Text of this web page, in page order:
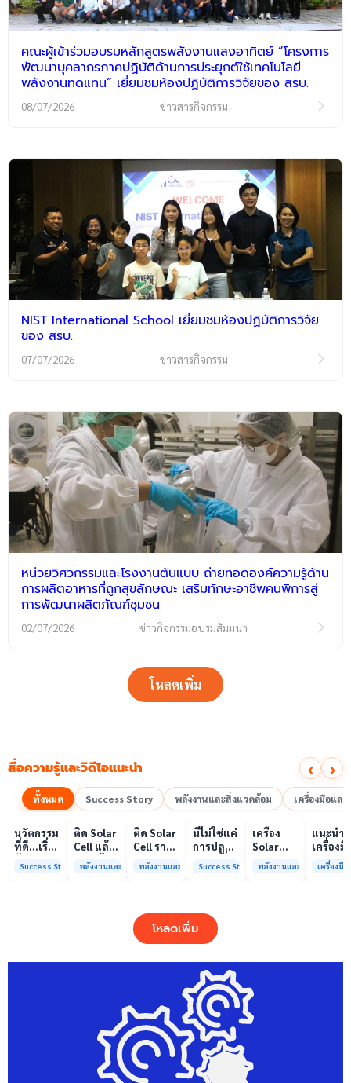
คณะผู้เข้าร่วมอบรมหลักสูตรพลังงานแสงอาทิตย์ “โครงการ
พัฒนาบุคลากรภาคปฏิบัติด้านการประยุกต์ใช้เทคโนโลยี
พลังงานทดแทน” เยี่ยมชมห้องปฏิบัติการวิจัยของ สรบ.
08/07/2026 ข่าวสารกิจกรรม
NIST International School เยี่ยมชมห้องปฏิบัติการวิจัย
ของ สรบ.
07/07/2026 ข่าวสารกิจกรรม
หน่วยวิศวกรรมและโรงงานต้นแบบ ถ่ายทอดองค์ความรู้ด้าน
การผลิตอาหารที่ถูกสุขลักษณะ เสริมทักษะอาชีพคนพิการสู่
การพัฒนาผลิตภัณฑ์ชุมชน
02/07/2026 ข่าวกิจกรรมอบรมสัมมนา
โหลดเพิ่ม
สื่อความรู้และวิดีโอแนะนำ ‹ ›
ทั้งหมด Success Story พลังงานและสิ่งแวดล้อม เครื่องมือแล
00:10
นวัตกรรม
ที่ดี…เริ่ม
ความร่วม
Success Story
00:10
ติด Solar
Cell แล้ว
ลดค่าไฟ
ได้จริง
พลังงานและสิ่งแวดล้อม
00:08
ติด Solar
Cell ราคา
แพง แต่
ค่าไฟ
พลังงานและสิ่งแวดล้อม
เล่นวิดีโอ
นี่ไม่ใช่แค่
การปลูก
คือการ
ให้ป่า
ต้นน้ำและ
ชุมชน
Success Story
เครื่อง
Solar
Simulator
มาตรฐาน
บริการ
พลังงานและสิ่งแวดล้อม
เล่
01:00
แนะนำ
เครื่องมื
วิเคราะ
ทดสอบ
และสิ่ง
เครื่องมื
โหลดเพิ่ม